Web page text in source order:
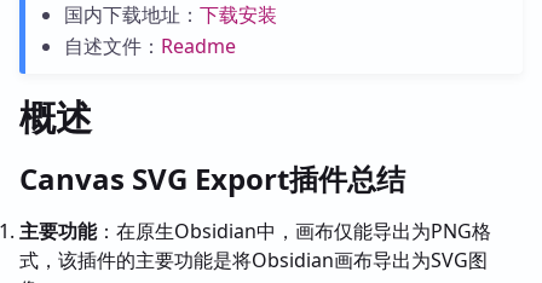
国内下载地址： 下载安装
自述文件： Readme
概述
Canvas SVG Export插件总结
主要功能：在原生Obsidian中，画布仅能导出为PNG格
式，该插件的主要功能是将Obsidian画布导出为SVG图